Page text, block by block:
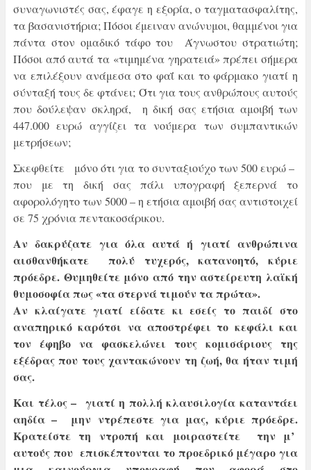
συναγωνιστές σας, έφαγε η εξορία, ο ταγματασφαλίτης,
τα βασανιστήρια; Πόσοι έμειναν ανώνυμοι, θαμμένοι για
πάντα στον ομαδικό τάφο του Άγνωστου στρατιώτη;
Πόσοι από αυτά τα «τιμημένα γηρατειά» πρέπει σήμερα
να επιλέξουν ανάμεσα στο φαΐ και το φάρμακο γιατί η
σύνταξή τους δε φτάνει; Ότι για τους ανθρώπους αυτούς
που δούλεψαν σκληρά, η δική σας ετήσια αμοιβή των
447.000 ευρώ αγγίζει τα νούμερα των συμπαντικών
μετρήσεων;
Σκεφθείτε μόνο ότι για το συνταξιούχο των 500 ευρώ –
που με τη δική σας πάλι υπογραφή ξεπερνά το
αφορολόγητο των 5000 – η ετήσια αμοιβή σας αντιστοιχεί
σε 75 χρόνια πεντακοσάρικου.
Αν δακρύζατε για όλα αυτά ή γιατί ανθρώπινα
αισθανθήκατε πολύ τυχερός, κατανοητό, κύριε
πρόεδρε. Θυμηθείτε μόνο από την αστείρευτη λαϊκή
θυμοσοφία πως «τα στερνά τιμούν τα πρώτα».
Αν κλαίγατε γιατί είδατε κι εσείς το παιδί στο
αναπηρικό καρότσι να αποστρέφει το κεφάλι και
τον έφηβο να φασκελώνει τους κομισάριους της
εξέδρας που τους χαντακώνουν τη ζωή, θα ήταν τιμή
σας.
Και τέλος – γιατί η πολλή κλαυσιλογία καταντάει
αηδία – μην ντρέπεστε για μας, κύριε πρόεδρε.
Κρατείστε τη ντροπή και μοιραστείτε την μ’
αυτούς που επισκέπτονται το προεδρικό μέγαρο για